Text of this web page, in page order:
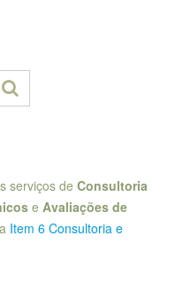
serviços de Consultoria
e Avaliações de
Item 6 Consultoria e